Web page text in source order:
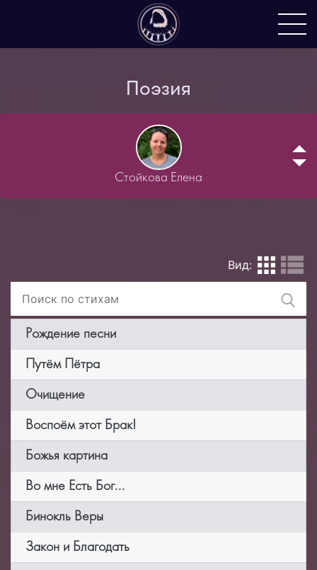
Поэзия
Стойкова Елена
Вид:
Рождение песни
Путём Пётра
Очищение
Воспоём этот Брак!
Божья картина
Во мне Есть Бог...
Бинокль Веры
Закон и Благодать